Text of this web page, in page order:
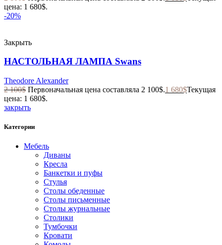
цена: 1 680$.
-20%
Закрыть
НАСТОЛЬНАЯ ЛАМПА Swans
Theodore Alexander
2 100$ Первоначальная цена составляла 2 100$.1 680$Текущая
цена: 1 680$.
закрыть
Категории
Мебель
Диваны
Кресла
Банкетки и пуфы
Стулья
Столы обеденные
Столы письменные
Столы журнальные
Столики
Тумбочки
Кровати